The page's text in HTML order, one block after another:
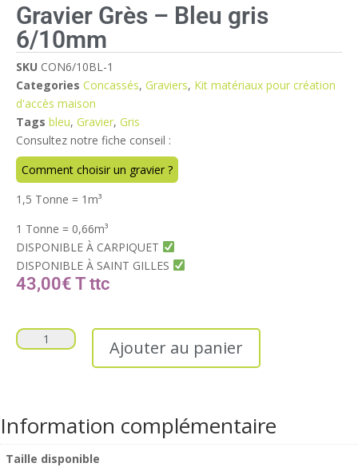
Gravier Grès – Bleu gris
6/10mm
SKU CON6/10BL-1
Categories Concassés, Graviers, Kit matériaux pour création
d'accès maison
Tags bleu, Gravier, Gris
Consultez notre fiche conseil :
Comment choisir un gravier ?
1,5 Tonne = 1m³
1 Tonne = 0,66m³
DISPONIBLE À CARPIQUET
DISPONIBLE À SAINT GILLES
43,00€T
Ajouter au panier
Information complémentaire
Taille disponible